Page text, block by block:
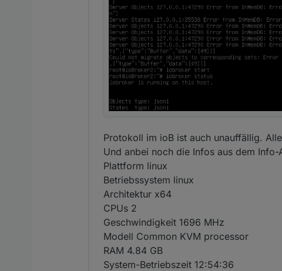
Protokoll im ioB ist auch unauffällig.
Und anbei noch die Infos aus dem Info-
Plattform linux
Betriebssystem linux
Architektur x64
CPUs 2
Geschwindigkeit 1696 MHz
Modell Common KVM processor
RAM 4.84 GB
System-Betriebszeit 12:54:36